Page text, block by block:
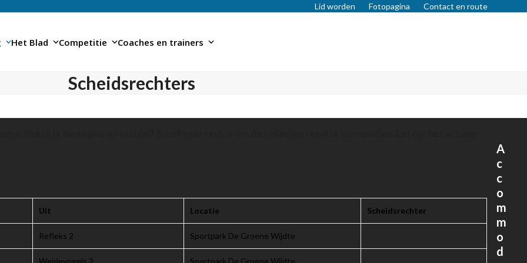
Lid worden Fotopagina Contact en route
Het Blad Competitie Coaches en trainers
Scheidsrechters
Uit Locatie Scheidsrechter
Refleks 2 Sportpark De Groene Wijdte
Weidevogels 2 Sportpark De Groene Wijdte
A
c
c
o
m
m
o
d